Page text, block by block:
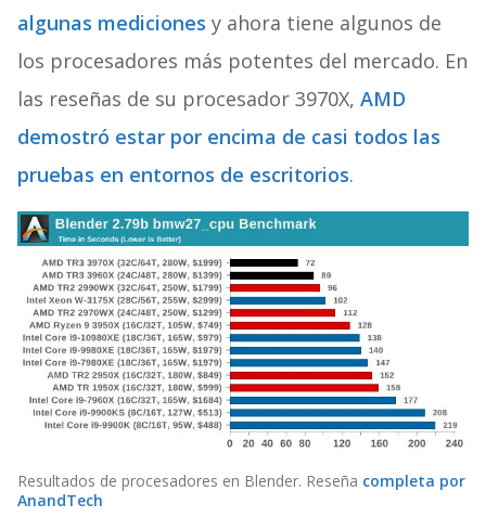
algunas mediciones y ahora tiene algunos de
los procesadores más potentes del mercado. En
las reseñas de su procesador 3970X, AMD
demostró estar por encima de casi todos las
pruebas en entornos de escritorios.
Resultados de procesadores en Blender. Reseña completa por
AnandTech